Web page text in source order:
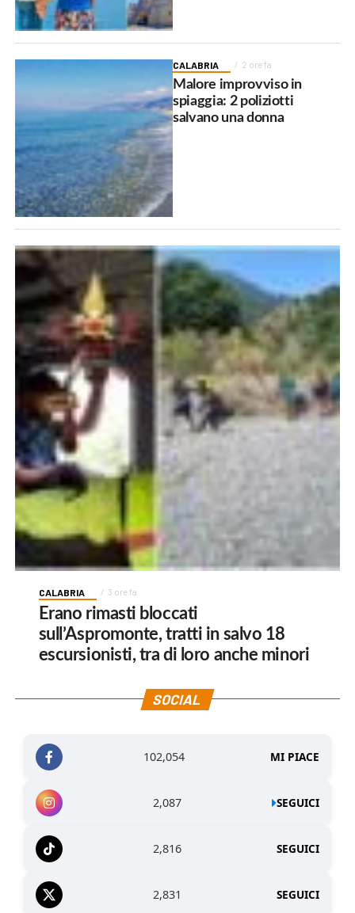
CALABRIA 2 ore fa
Malore improvviso in
spiaggia: 2 poliziotti
salvano una donna
CALABRIA 3 ore fa
Erano rimasti bloccati
sull’Aspromonte, tratti in salvo 18
escursionisti, tra di loro anche minori
SOCIAL
102,054 MI PIACE
2,087 SEGUICI
2,816 SEGUICI
2,831 SEGUICI